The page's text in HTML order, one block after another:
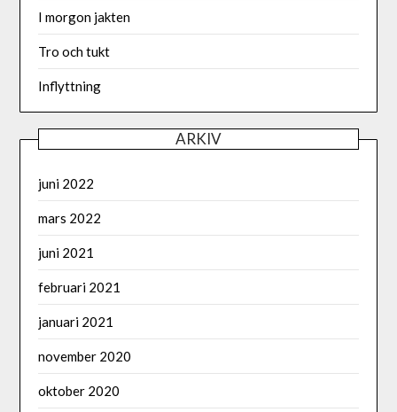
I morgon jakten
Tro och tukt
Inflyttning
ARKIV
juni 2022
mars 2022
juni 2021
februari 2021
januari 2021
november 2020
oktober 2020